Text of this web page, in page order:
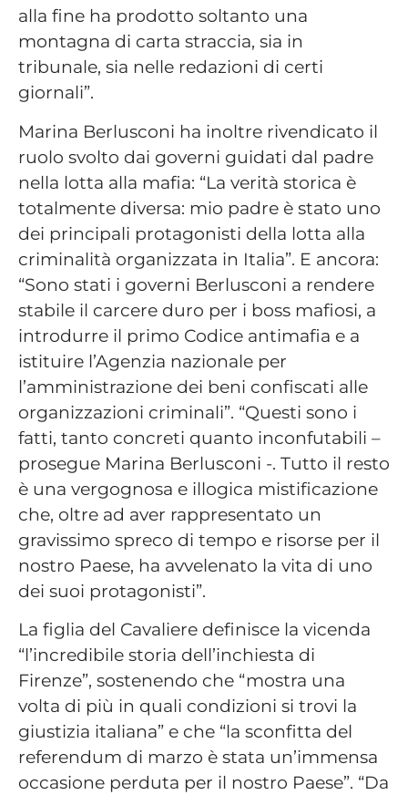
alla fine ha prodotto soltanto una
montagna di carta straccia, sia in
tribunale, sia nelle redazioni di certi
giornali”.
Marina Berlusconi ha inoltre rivendicato il
ruolo svolto dai governi guidati dal padre
nella lotta alla mafia: “La verità storica è
totalmente diversa: mio padre è stato uno
dei principali protagonisti della lotta alla
criminalità organizzata in Italia”. E ancora:
“Sono stati i governi Berlusconi a rendere
stabile il carcere duro per i boss mafiosi, a
introdurre il primo Codice antimafia e a
istituire l’Agenzia nazionale per
l’amministrazione dei beni confiscati alle
organizzazioni criminali”. “Questi sono i
fatti, tanto concreti quanto inconfutabili –
prosegue Marina Berlusconi -. Tutto il resto
è una vergognosa e illogica mistificazione
che, oltre ad aver rappresentato un
gravissimo spreco di tempo e risorse per il
nostro Paese, ha avvelenato la vita di uno
dei suoi protagonisti”.
La figlia del Cavaliere definisce la vicenda
“l’incredibile storia dell’inchiesta di
Firenze”, sostenendo che “mostra una
volta di più in quali condizioni si trovi la
giustizia italiana” e che “la sconfitta del
referendum di marzo è stata un’immensa
occasione perduta per il nostro Paese”. “Da